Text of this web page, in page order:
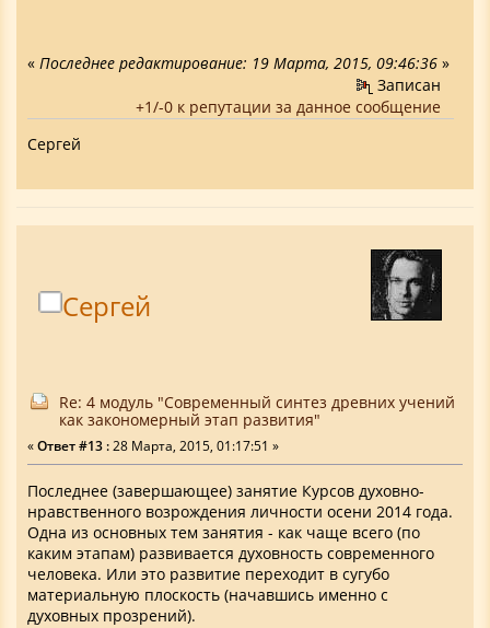
« Последнее редактирование: 19 Марта, 2015, 09:46:36 »
Записан
+1/-0 к репутации за данное сообщение
Сергей
Сергей
Re: 4 модуль "Современный синтез древних учений
как закономерный этап развития"
«Ответ #13 : 28 Марта, 2015, 01:17:51 »
Последнее (завершающее) занятие Курсов духовно-
нравственного возрождения личности осени 2014 года.
Одна из основных тем занятия - как чаще всего (по
каким этапам) развивается духовность современного
человека. Или это развитие переходит в сугубо
материальную плоскость (начавшись именно с
духовных прозрений).